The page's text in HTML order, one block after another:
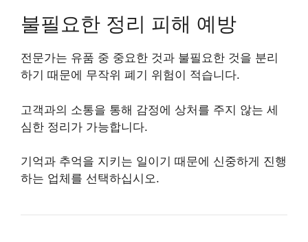
불필요한 정리 피해 예방
전문가는 유품 중 중요한 것과 불필요한 것을 분리
하기 때문에 무작위 폐기 위험이 적습니다.
고객과의 소통을 통해 감정에 상처를 주지 않는 세
심한 정리가 가능합니다.
기억과 추억을 지키는 일이기 때문에 신중하게 진행
하는 업체를 선택하십시오.